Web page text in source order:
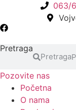
063/
Pretraga
Pretraga
Pozovite nas
Početna
O nama